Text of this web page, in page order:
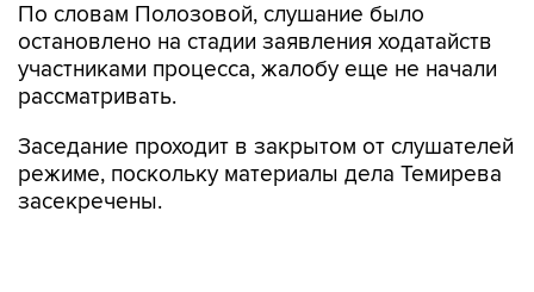
По словам Полозовой, слушание было
остановлено на стадии заявления ходатайств
участниками процесса, жалобу еще не начали
рассматривать.
Заседание проходит в закрытом от слушателей
режиме, поскольку материалы дела Темирева
засекречены.